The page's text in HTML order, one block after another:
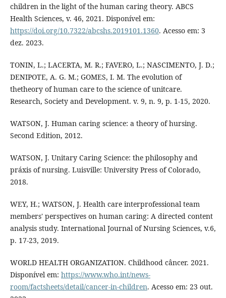
children in the light of the human caring theory. ABCS
Health Sciences, v. 46, 2021. Disponível em:
https://doi.org/10.7322/abcshs.2019101.1360. Acesso em: 3
dez. 2023.
TONIN, L.; LACERTA, M. R.; FAVERO, L.; NASCIMENTO, J. D.;
DENIPOTE, A. G. M.; GOMES, I. M. The evolution of
thetheory of human care to the science of unitcare.
Research, Society and Development. v. 9, n. 9, p. 1-15, 2020.
WATSON, J. Human caring science: a theory of hursing.
Second Edition, 2012.
WATSON, J. Unitary Caring Science: the philosophy and
práxis of nursing. Luisville: University Press of Colorado,
2018.
WEY, H.; WATSON, J. Health care interprofessional team
members' perspectives on human caring: A directed content
analysis study. International Journal of Nursing Sciences, v.6,
p. 17-23, 2019.
WORLD HEALTH ORGANIZATION. Childhood câncer. 2021.
Disponível em: https://www.who.int/news-
room/factsheets/detail/cancer-in-children. Acesso em: 23 out.